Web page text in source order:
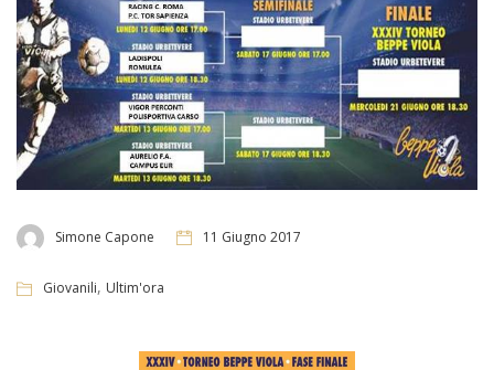
Simone Capone 11 Giugno 2017
Giovanili, Ultim'ora